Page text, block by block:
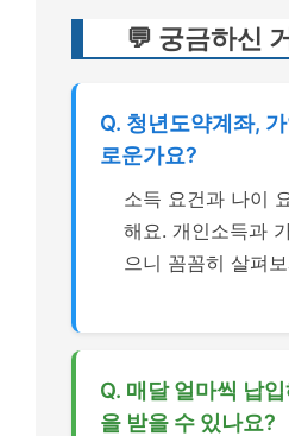
💬 궁금하신
Q. 청년도약계좌,
로운가요?
소득 요건과 나이
해요. 개인소득과
으니 꼼꼼히 살펴
Q. 매달 얼마씩 납
을 받을 수 있나요?